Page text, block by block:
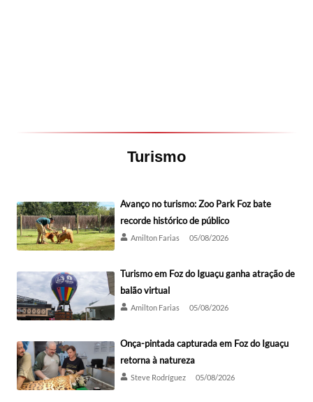
Turismo
Avanço no turismo: Zoo Park Foz bate
recorde histórico de público
Amilton Farias 05/08/2026
Turismo em Foz do Iguaçu ganha atração de
balão virtual
Amilton Farias 05/08/2026
Onça-pintada capturada em Foz do Iguaçu
retorna à natureza
Steve Rodríguez 05/08/2026